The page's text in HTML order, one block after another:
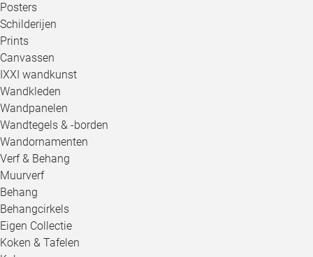
Posters
Schilderijen
Prints
Canvassen
IXXI wandkunst
Wandkleden
Wandpanelen
Wandtegels & -borden
Wandornamenten
Verf & Behang
Muurverf
Behang
Behangcirkels
Eigen Collectie
Koken & Tafelen